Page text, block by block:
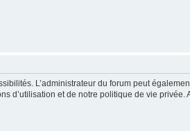
L’administrateur du forum peut
d’utilisation et de notre politique de vie privée.